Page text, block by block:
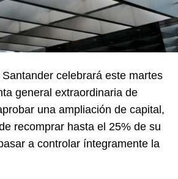
celebrará este martes
general extraordinaria de
una ampliación de capital,
recomprar hasta el 25% de su
a controlar íntegramente la